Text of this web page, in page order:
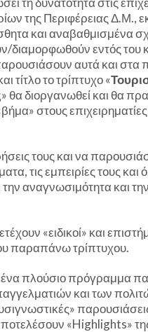
της Περιφέρειας Δ.Μ.,
και αναβαθμισμένα
εντός του
αυτά και στα
τίτλο το τρίπτυχο «
» θα διοργανωθεί και θα
στους
τους και να
τις εμπειρίες τους και
αναγνωσιμότητα και
«ειδικοί» και
παραπάνω τρίπτυχου.
ένα πλούσιο πρόγραμμα
και των
παρουσιάσεις
«Highlights»